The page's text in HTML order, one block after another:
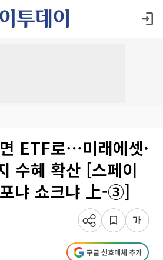
ETF로⋯미래에셋·
수혜 확산 [스페이
냐 쇼크냐 上-③]
구글 선호매체 추가